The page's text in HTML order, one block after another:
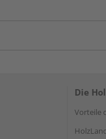
Die
Vorteile